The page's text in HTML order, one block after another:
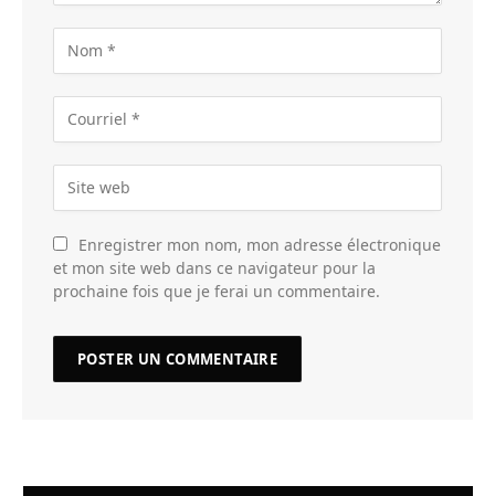
Enregistrer mon nom, mon adresse électronique
et mon site web dans ce navigateur pour la
prochaine fois que je ferai un commentaire.